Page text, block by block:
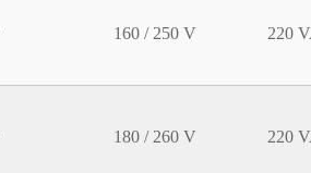
160 / 250 V 220
180 / 260 V 220